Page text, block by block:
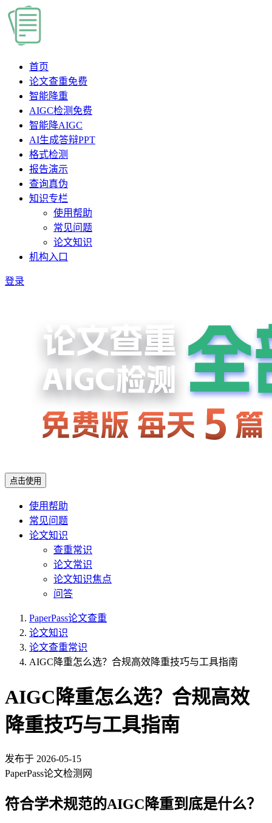
首页
论文查重免费
智能降重
AIGC检测 免费
智能降AIGC
AI生成答辩PPT
格式检测
报告演示
查询真伪
知识专栏
使用帮助
常见问题
论文知识
机构入口
登录
点击使用
使用帮助
常见问题
论文知识
查重常识
论文常识
论文知识焦点
问答
PaperPass论文查重
论文知识
论文查重常识
AIGC降重怎么选？合规高效降重技巧与工具指南
AIGC降重怎么选？合规高效
降重技巧与工具指南
发布于 2026-05-15
PaperPass论文检测网
符合学术规范的AIGC降重到底是什么？